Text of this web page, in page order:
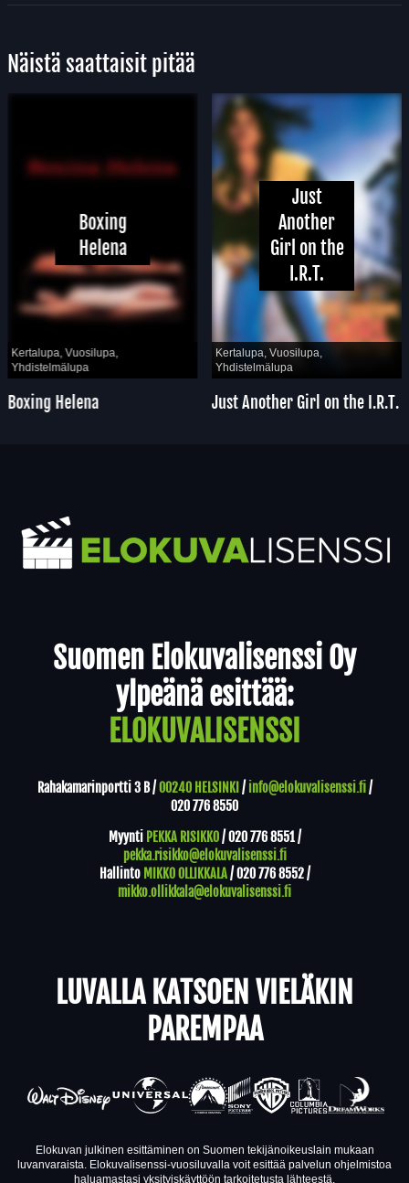
Näistä saattaisit pitää
Boxing
Helena
Kertalupa, Vuosilupa,
Yhdistelmälupa
Boxing Helena
Just
Another
Girl on the
I.R.T.
Kertalupa, Vuosilupa,
Yhdistelmälupa
Just Another Girl on the I.R.T.
Suomen Elokuvalisenssi Oy
ylpeänä esittää:
ELOKUVALISENSSI
Rahakamarinportti 3 B /00240 HELSINKI / info@elokuvalisenssi.fi/
020 776 8550
Myynti PEKKA RISIKKO/020 776 8551/
pekka.risikko@elokuvalisenssi.fi
Hallinto MIKKO OLLIKKALA/020 776 8552/
mikko.ollikkala@elokuvalisenssi.fi
LUVALLA KATSOEN VIELÄKIN
PAREMPAA
Elokuvan julkinen esittäminen on Suomen tekijänoikeuslain mukaan
luvanvaraista. Elokuvalisenssi-vuosiluvalla voit esittää palvelun ohjelmistoa
haluamastasi yksityiskäyttöön tarkoitetusta lähteestä.